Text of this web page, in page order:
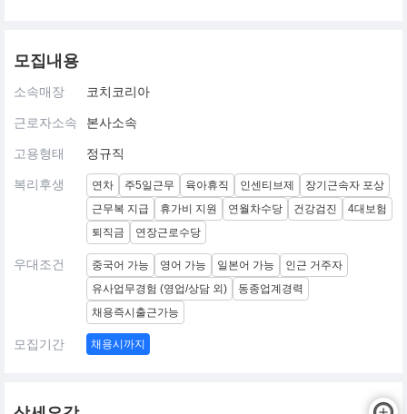
모집내용
소속매장 코치코리아
근로자소속 본사소속
고용형태 정규직
복리후생 연차 주5일근무 육아휴직 인센티브제
장기근속자 포상
근무복 지급
휴가비 지원 연월차수당 건강검진
4대보험
퇴직금
연장근로수당
우대조건 중국어 가능 영어 가능 일본어 가능
인근 거주자
유사업무경험 (영업/상담 외)
동종업계경력
채용즉시출근가능
모집기간 채용시까지